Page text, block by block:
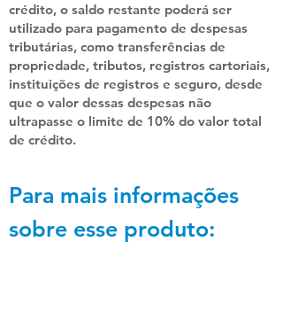
crédito, o saldo restante poderá ser
utilizado para pagamento de despesas
tributárias, como transferências de
propriedade, tributos, registros cartoriais,
instituições de registros e seguro, desde
que o valor dessas despesas não
ultrapasse o limite de 10% do valor total
de crédito.
Para mais informações
sobre esse produto: